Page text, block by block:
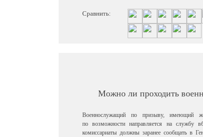
Сравнить:
Можно ли проходить
Военнослужащий по призыву, имеющий
по возможности направляется на службу
комиссариаты должны заранее сообщать в